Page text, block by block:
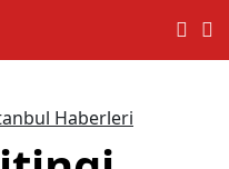
Haberleri